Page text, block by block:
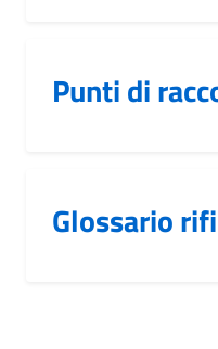
Punti di
Glossario